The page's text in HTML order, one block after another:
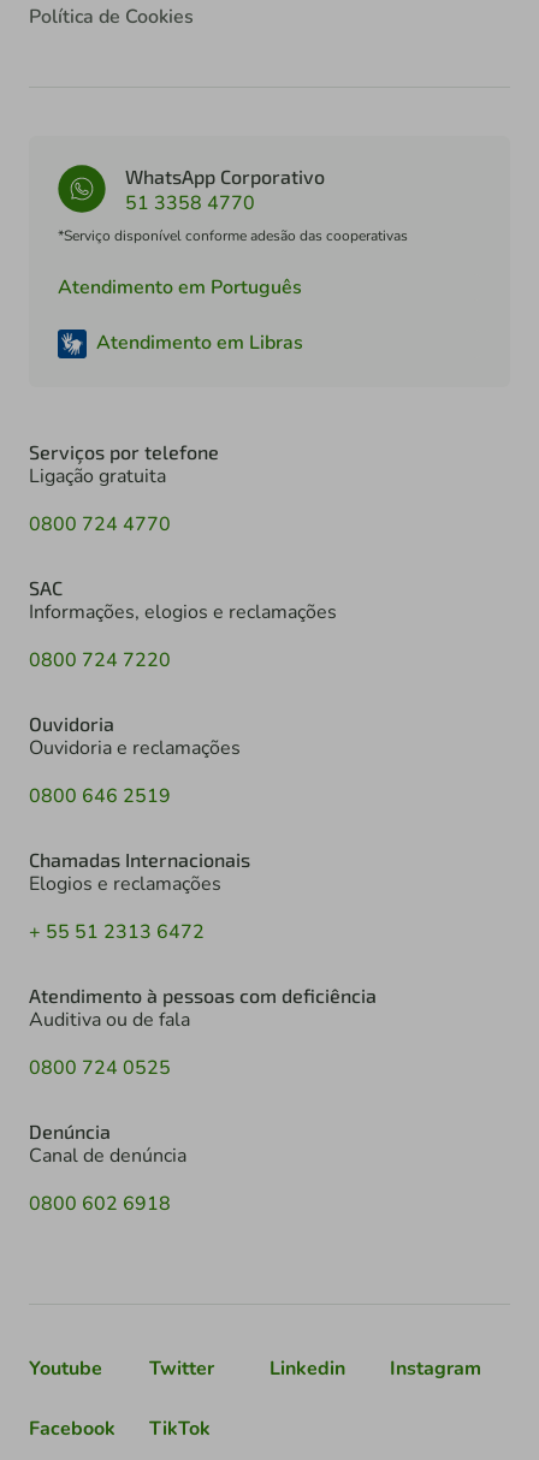
Política de Cookies
WhatsApp Corporativo
51 3358 4770
*Serviço disponível conforme adesão das cooperativas
Atendimento em Português
Atendimento em Libras
Serviços por telefone
Ligação gratuita
0800 724 4770
SAC
Informações, elogios e reclamações
0800 724 7220
Ouvidoria
Ouvidoria e reclamações
0800 646 2519
Chamadas Internacionais
Elogios e reclamações
+ 55 51 2313 6472
Atendimento à pessoas com deficiência
Auditiva ou de fala
0800 724 0525
Denúncia
Canal de denúncia
0800 602 6918
Youtube Twitter Linkedin Instagram
Facebook TikTok